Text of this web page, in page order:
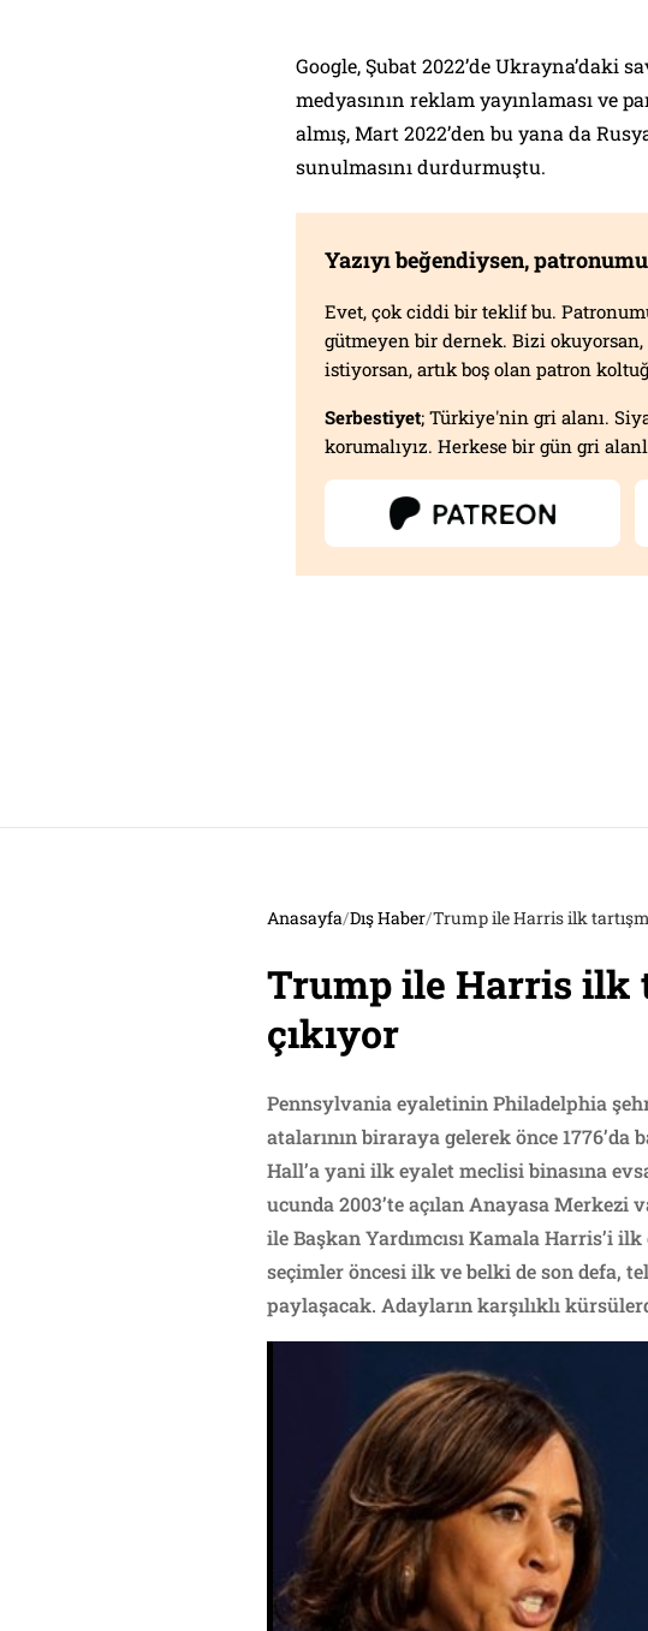
Google, Şubat 2022’de Ukrayna’daki
medyasının reklam yayınlaması ve
almış, Mart 2022’den bu yana da
sunulmasını durdurmuştu.
Yazıyı beğendiysen,
Evet, çok ciddi bir teklif bu.
gütmeyen bir dernek. Bizi
istiyorsan, artık boş olan patron
Serbestiyet; Türkiye'nin gri alanı.
korumalıyız. Herkese bir gün gri
Anasayfa/Dış Haber/Trump ile Harris ilk
Trump ile Harris ilk
çıkıyor
Pennsylvania eyaletinin Philadelphia
atalarının biraraya gelerek önce 1776’da
Hall’a yani ilk eyalet meclisi binasına
ucunda 2003’te açılan Anayasa Merkezi
ile Başkan Yardımcısı Kamala Harris’i
seçimler öncesi ilk ve belki de son defa,
paylaşacak. Adayların karşılıklı